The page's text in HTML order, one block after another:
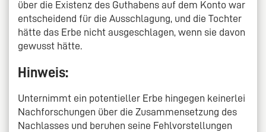
über die Existenz des Guthabens auf dem Konto war
entscheidend für die Ausschlagung, und die Tochter
hätte das Erbe nicht ausgeschlagen, wenn sie davon
gewusst hätte.
Hinweis:
Unternimmt ein potentieller Erbe hingegen keinerlei
Nachforschungen über die Zusammensetzung des
Nachlasses und beruhen seine Fehlvorstellungen